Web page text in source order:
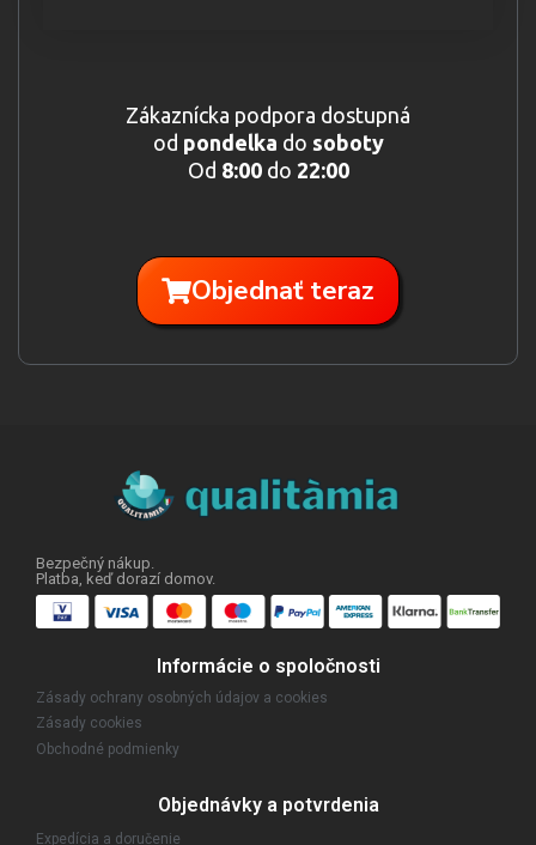
Zákaznícka podpora dostupná
od pondelka do soboty
Od 8:00do 22:00
Objednať teraz
Bezpečný nákup.
Platba, keď dorazí domov.
Informácie o spoločnosti
Zásady ochrany osobných údajov a cookies
Zásady cookies
Obchodné podmienky
Objednávky a potvrdenia
Expedícia a doručenie